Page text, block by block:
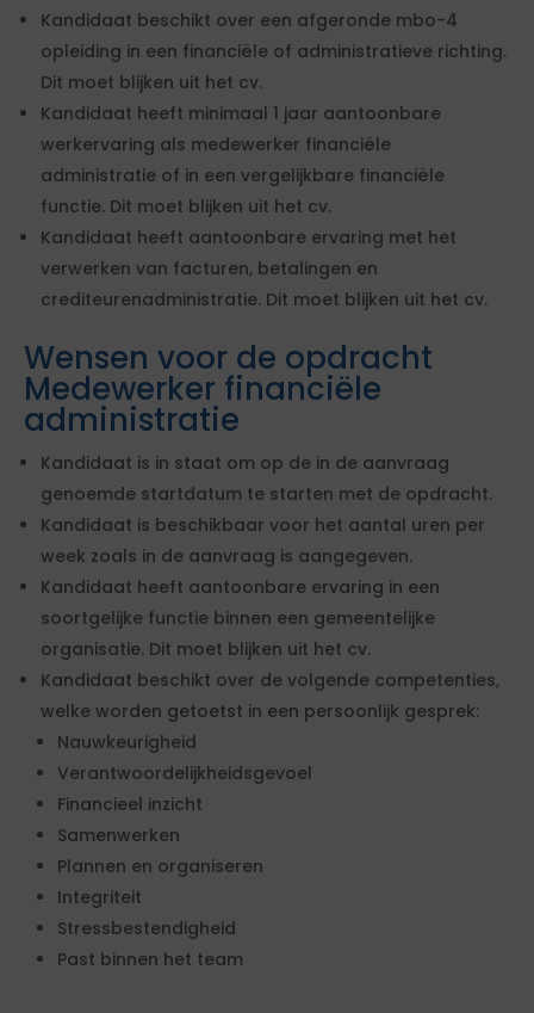
Kandidaat beschikt over een afgeronde mbo-4
opleiding in een financiële of administratieve richting.
Dit moet blijken uit het cv.
Kandidaat heeft minimaal 1 jaar aantoonbare
werkervaring als medewerker financiële
administratie of in een vergelijkbare financiële
functie. Dit moet blijken uit het cv.
Kandidaat heeft aantoonbare ervaring met het
verwerken van facturen, betalingen en
crediteurenadministratie. Dit moet blijken uit het cv.
Wensen voor de opdracht
Medewerker financiële
administratie
Kandidaat is in staat om op de in de aanvraag
genoemde startdatum te starten met de opdracht.
Kandidaat is beschikbaar voor het aantal uren per
week zoals in de aanvraag is aangegeven.
Kandidaat heeft aantoonbare ervaring in een
soortgelijke functie binnen een gemeentelijke
organisatie. Dit moet blijken uit het cv.
Kandidaat beschikt over de volgende competenties,
welke worden getoetst in een persoonlijk gesprek:
Nauwkeurigheid
Verantwoordelijkheidsgevoel
Financieel inzicht
Samenwerken
Plannen en organiseren
Integriteit
Stressbestendigheid
Past binnen het team